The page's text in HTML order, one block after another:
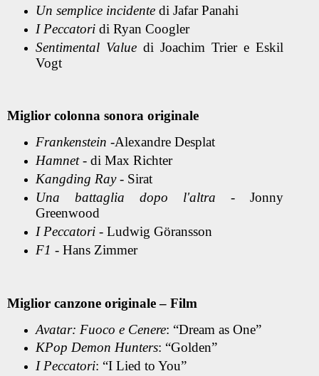
Un semplice incidentedi Jafar Panahi
I Peccatoridi Ryan Coogler
Sentimental Valuedi Joachim Trier e Eskil
Vogt
Miglior colonna sonora originale
Frankenstein -Alexandre Desplat
Hamnet- di Max Richter
Kangding Ray- Sirat
Una battaglia dopo l'altra - Jonny
Greenwood
I Peccatori- Ludwig Göransson
F1 - Hans Zimmer
Miglior canzone originale – Film
Avatar: Fuoco e Cenere: “Dream as One”
KPop Demon Hunters: “Golden”
I Peccatori: “I Lied to You”